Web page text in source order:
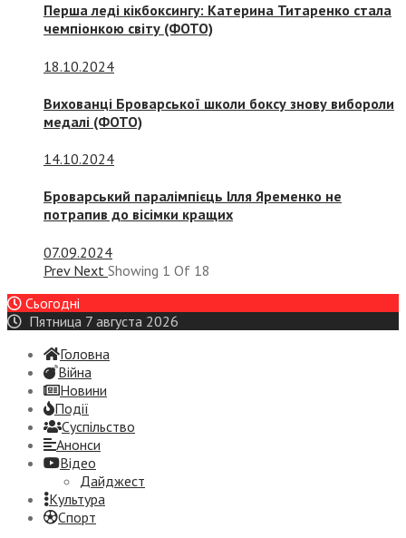
Перша леді кікбоксингу: Катерина Титаренко стала
чемпіонкою світу (ФОТО)
18.10.2024
Вихованці Броварської школи боксу знову вибороли
медалі (ФОТО)
14.10.2024
Броварський паралімпієць Ілля Яременко не
потрапив до вісімки кращих
07.09.2024
Prev Next Showing 1 Of 18
Сьогодні
Пятница 7 августа 2026
Головна
Війна
Новини
Події
Суспiльство
Анонси
Відео
Дайджест
Культура
Спорт